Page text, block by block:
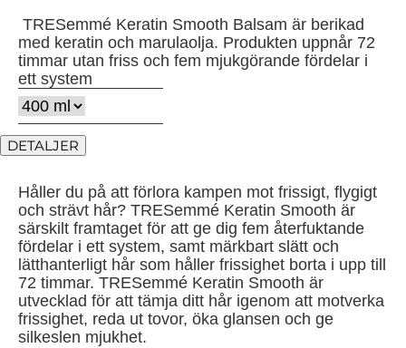
TRESemmé Keratin Smooth Balsam är berikad
med keratin och marulaolja. Produkten uppnår 72
timmar utan friss och fem mjukgörande fördelar i
ett system
DETALJER
Håller du på att förlora kampen mot frissigt, flygigt
och strävt hår? TRESemmé Keratin Smooth är
särskilt framtaget för att ge dig fem återfuktande
fördelar i ett system, samt märkbart slätt och
lätthanterligt hår som håller frissighet borta i upp till
72 timmar. TRESemmé Keratin Smooth är
utvecklad för att tämja ditt hår igenom att motverka
frissighet, reda ut tovor, öka glansen och ge
silkeslen mjukhet.